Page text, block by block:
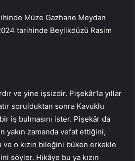
Müze Gazhane Meydan
tarihinde Beylikdüzü Rasim
ve yine işsizdir. Pişekâr’la yıllar
sorulduktan sonra Kavuklu
iş bulmasını ister. Pişekâr da
yakın zamanda vefat ettiğini,
ve o kızın bileğini büken erkekle
söyler. Hikâye bu ya kızın